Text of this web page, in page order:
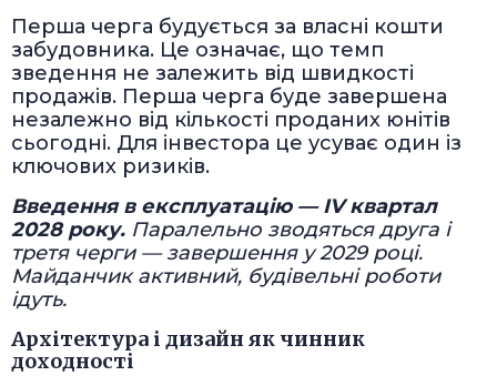
Перша черга будується за власні кошти
забудовника. Це означає, що темп
зведення не залежить від швидкості
продажів. Перша черга буде завершена
незалежно від кількості проданих юнітів
сьогодні. Для інвестора це усуває один із
ключових ризиків.
Введення в експлуатацію — IV квартал
2028 року. Паралельно зводяться друга і
третя черги — завершення у 2029 році.
Майданчик активний, будівельні роботи
ідуть.
Архітектура і дизайн як чинник
доходності